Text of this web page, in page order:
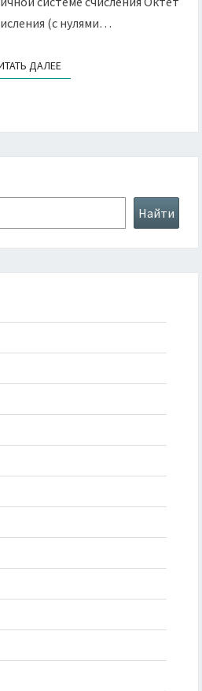
(с нулями…
ДАЛЕЕЧИТАТЬ ДАЛЕЕ
Найти